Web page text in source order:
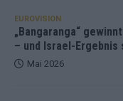
EUROVISION
„Bangaranga“
– und Israel-
Mai 2026